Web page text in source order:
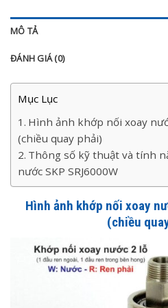
MÔ TẢ
ĐÁNH GIÁ (0)
Mục Lục
Hình ảnh khớp nối xoay
(chiều quay phải)
Thông số kỹ thuật và tính
nước SKP SRJ6000W
Hình ảnh khớp nối xoay
(chiều